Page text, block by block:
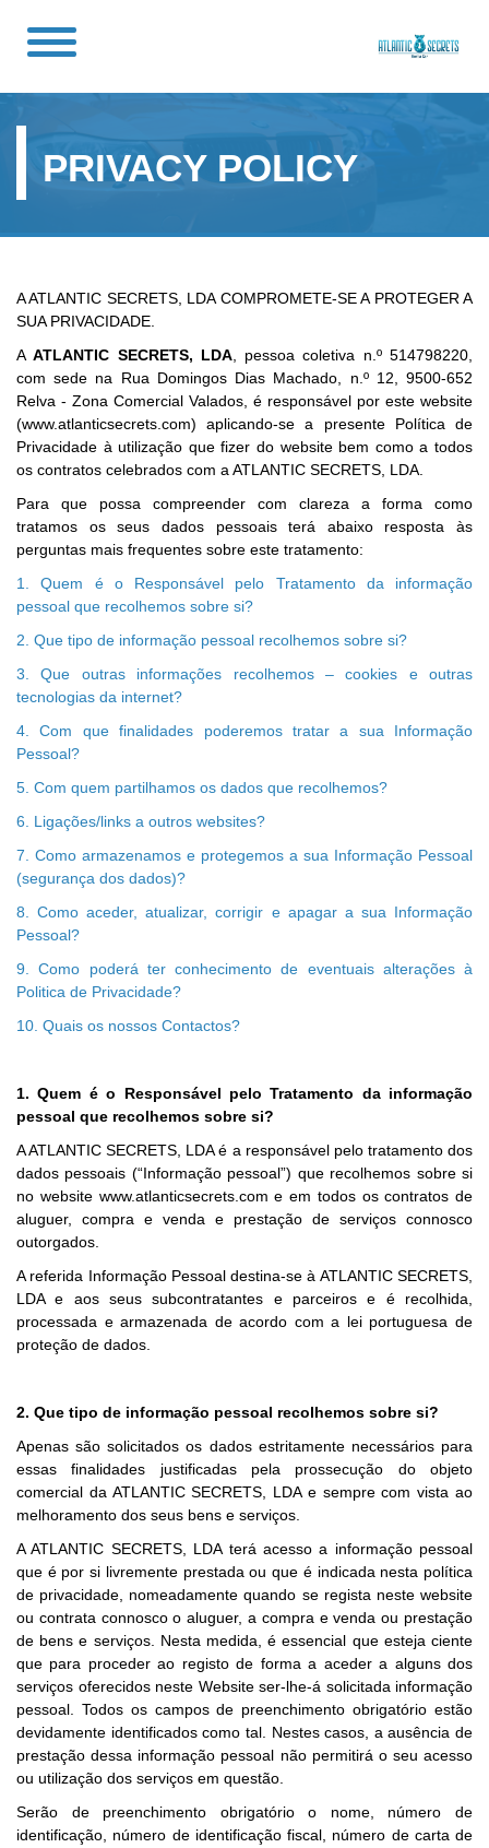
PRIVACY POLICY
A ATLANTIC SECRETS, LDA COMPROMETE-SE A PROTEGER A
SUA PRIVACIDADE.
AATLANTIC SECRETS, LDA, pessoa coletiva n.º 514798220,
com sede na Rua Domingos Dias Machado, n.º 12, 9500-652
Relva - Zona Comercial Valados, é responsável por este website
(www.atlanticsecrets.com) aplicando-se a presente Política de
Privacidade à utilização que fizer do website bem como a todos
os contratos celebrados com a ATLANTIC SECRETS, LDA.
Para que possa compreender com clareza a forma como
tratamos os seus dados pessoais terá abaixo resposta às
perguntas mais frequentes sobre este tratamento:
1. Quem é o Responsável pelo Tratamento da informação
pessoal que recolhemos sobre si?
2. Que tipo de informação pessoal recolhemos sobre si?
3. Que outras informações recolhemos – cookies e outras
tecnologias da internet?
4. Com que finalidades poderemos tratar a sua Informação
Pessoal?
5. Com quem partilhamos os dados que recolhemos?
6. Ligações/links a outros websites?
7. Como armazenamos e protegemos a sua Informação Pessoal
(segurança dos dados)?
8. Como aceder, atualizar, corrigir e apagar a sua Informação
Pessoal?
9. Como poderá ter conhecimento de eventuais alterações à
Politica de Privacidade?
10. Quais os nossos Contactos?
1. Quem é o Responsável pelo Tratamento da informação
pessoal que recolhemos sobre si?
A ATLANTIC SECRETS, LDA é a responsável pelo tratamento dos
dados pessoais (“Informação pessoal”) que recolhemos sobre si
no website www.atlanticsecrets.com e em todos os contratos de
aluguer, compra e venda e prestação de serviços connosco
outorgados.
A referida Informação Pessoal destina-se à ATLANTIC SECRETS,
LDA e aos seus subcontratantes e parceiros e é recolhida,
processada e armazenada de acordo com a lei portuguesa de
proteção de dados.
2. Que tipo de informação pessoal recolhemos sobre si?
Apenas são solicitados os dados estritamente necessários para
essas finalidades justificadas pela prossecução do objeto
comercial da ATLANTIC SECRETS, LDA e sempre com vista ao
melhoramento dos seus bens e serviços.
A ATLANTIC SECRETS, LDA terá acesso a informação pessoal
que é por si livremente prestada ou que é indicada nesta política
de privacidade, nomeadamente quando se regista neste website
ou contrata connosco o aluguer, a compra e venda ou prestação
de bens e serviços. Nesta medida, é essencial que esteja ciente
que para proceder ao registo de forma a aceder a alguns dos
serviços oferecidos neste Website ser-lhe-á solicitada informação
pessoal. Todos os campos de preenchimento obrigatório estão
devidamente identificados como tal. Nestes casos, a ausência de
prestação dessa informação pessoal não permitirá o seu acesso
ou utilização dos serviços em questão.
Serão de preenchimento obrigatório o nome, número de
identificação, número de identificação fiscal, número de carta de